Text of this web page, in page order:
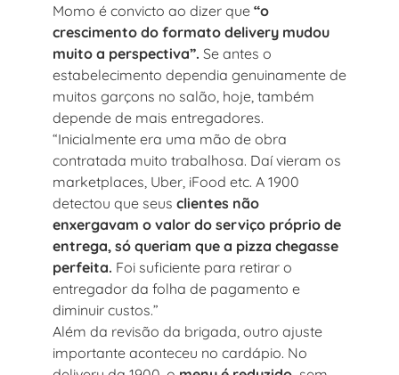
Momo é convicto ao dizer que “o
crescimento do formato delivery mudou
muito a perspectiva”. Se antes o
estabelecimento dependia genuinamente de
muitos garçons no salão, hoje, também
depende de mais entregadores.
“Inicialmente era uma mão de obra
contratada muito trabalhosa. Daí vieram os
marketplaces, Uber, iFood etc. A 1900
detectou que seus clientes não
enxergavam o valor do serviço próprio de
entrega, só queriam que a pizza chegasse
perfeita. Foi suficiente para retirar o
entregador da folha de pagamento e
diminuir custos.”
Além da revisão da brigada, outro ajuste
importante aconteceu no cardápio. No